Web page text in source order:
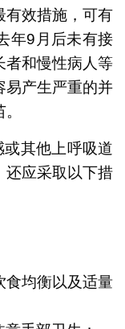
有效措施，可有
年9月后未有接
者和慢性病人等
易产生严重的并
其他上呼吸道
还应采取以下措
食均衡以及适量